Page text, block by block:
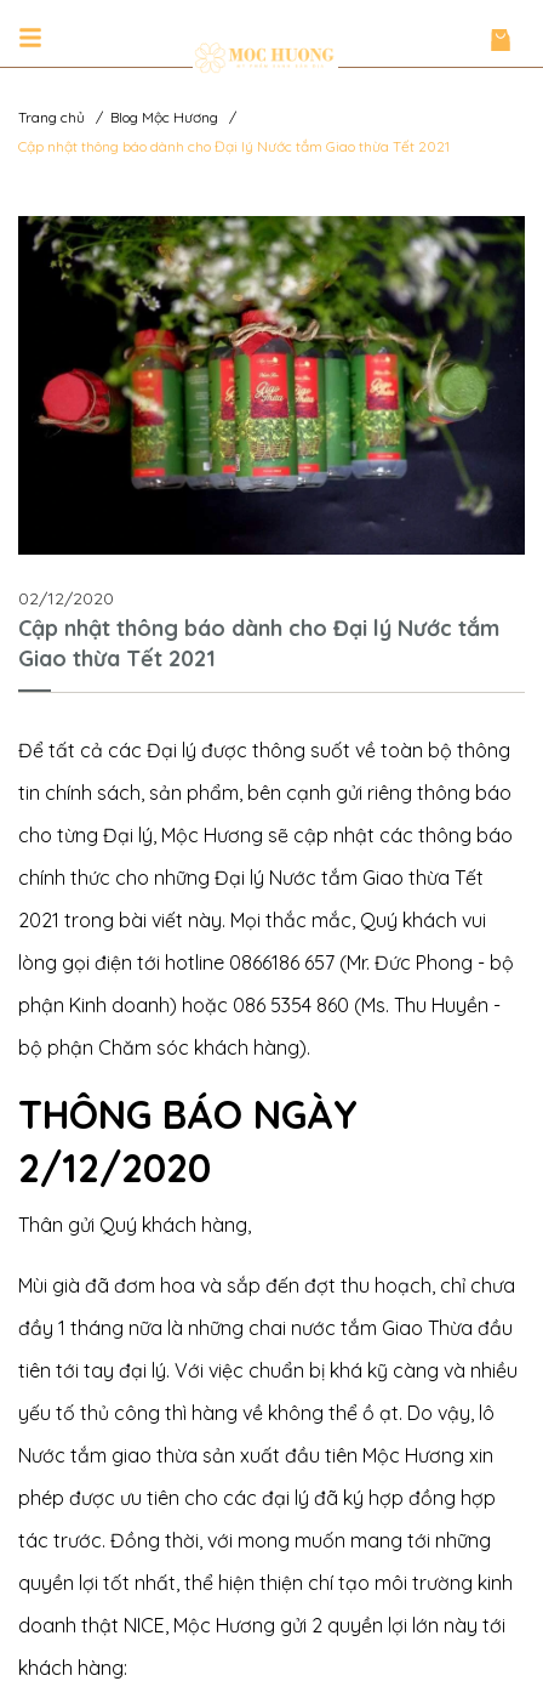
Trang chủ / Blog Mộc Hương
/
Cập nhật thông báo dành cho Đại lý Nước tắm Giao thừa Tết 2021
02/12/2020
Cập nhật thông báo dành cho Đại lý Nước tắm
Giao thừa Tết 2021
Để tất cả các Đại lý được thông suốt về toàn bộ thông
tin chính sách, sản phẩm, bên cạnh gửi riêng thông báo
cho từng Đại lý, Mộc Hương sẽ cập nhật các thông báo
chính thức cho những Đại lý Nước tắm Giao thừa Tết
2021 trong bài viết này. Mọi thắc mắc, Quý khách vui
lòng gọi điện tới hotline 0866186 657 (Mr. Đức Phong - bộ
phận Kinh doanh) hoặc 086 5354 860 (Ms. Thu Huyền -
bộ phận Chăm sóc khách hàng).
THÔNG BÁO NGÀY
2/12/2020
Thân gửi Quý khách hàng,
Mùi già đã đơm hoa và sắp đến đợt thu hoạch, chỉ chưa
đầy 1 tháng nữa là những chai nước tắm Giao Thừa đầu
tiên tới tay đại lý. Với việc chuẩn bị khá kỹ càng và nhiều
yếu tố thủ công thì hàng về không thể ồ ạt. Do vậy, lô
Nước tắm giao thừa sản xuất đầu tiên Mộc Hương xin
phép được ưu tiên cho các đại lý đã ký hợp đồng hợp
tác trước. Đồng thời, với mong muốn mang tới những
quyền lợi tốt nhất, thể hiện thiện chí tạo môi trường kinh
doanh thật NICE, Mộc Hương gửi 2 quyền lợi lớn này tới
khách hàng: